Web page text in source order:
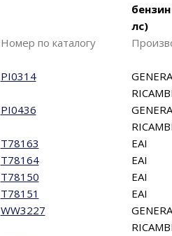
лс)
Номер по каталогу
PI0314
PI0436
T78163
EAI
T78164
EAI
T78150
EAI
T78151
EAI
WW3227